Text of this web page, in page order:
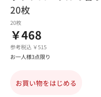
20枚
20枚
￥468
参考税込 ￥515
お一人様3点限り
お買い物をはじめる